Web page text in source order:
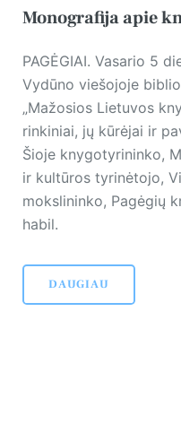
Monografija apie
PAGĖGIAI. Vasario 5
Vydūno viešojoje
„Mažosios Lietuvos
rinkiniai, jų kūrėjai ir
Šioje knygotyrininko,
ir kultūros tyrinėtojo,
mokslininko, Pagėgių
habil.
DAUGIAU